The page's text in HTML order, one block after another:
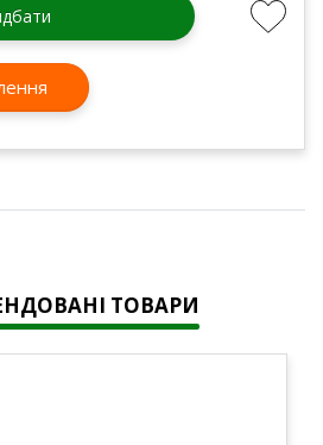
ТОВАРИ